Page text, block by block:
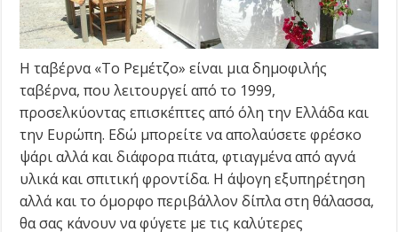
Η ταβέρνα «Το Ρεμέτζο» είναι μια δημοφιλής
ταβέρνα, που λειτουργεί από το 1999,
προσελκύοντας επισκέπτες από όλη την Ελλάδα και
την Ευρώπη. Εδώ μπορείτε να απολαύσετε φρέσκο
ψάρι αλλά και διάφορα πιάτα, φτιαγμένα από αγνά
υλικά και σπιτική φροντίδα. Η άψογη εξυπηρέτηση
αλλά και το όμορφο περιβάλλον δίπλα στη θάλασσα,
θα σας κάνουν να φύγετε με τις καλύτερες